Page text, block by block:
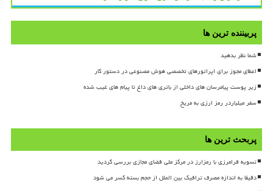
پربیننده ترین ها
شما نظر بدهید
اعطای مجوز برای اپراتورهای تخصصی هوش مصنوعی در دستور کار
زیر پوست پیامرسان های داخلی از باتری های داغ تا پیام های غیب شده
سفر میلیاردر رمز ارزی به مریخ
پربحث ترین ها
تسویه فرامرزی با رمزارز در مرکز ملی فضای مجازی بررسی گردید
دقیقا به اندازه مصرف ترافیک بین الملل از حجم بسته کسر می شود